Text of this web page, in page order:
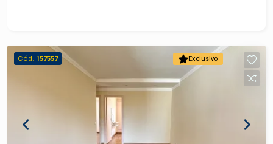
Exclusivo
Cód. 157557